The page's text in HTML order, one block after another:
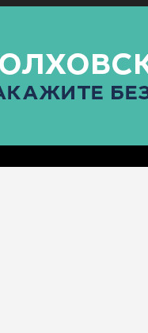
ПРОИСШЕСТВИЯПРОКУРАТУРА